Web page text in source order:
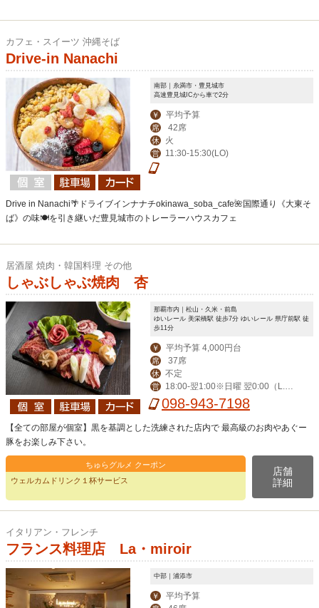
カフェ・スイーツ 沖縄そば
Drive-in Nanachi
南部｜糸満市・豊見城市
高速豊見城ICから車で2分
￥ 平均予算
席 42席
休 火
営 11:30-15:30(LO)
Drive in Nanachi🌴ドライブインナナチokinawa_soba_cafe🌺国際通り《大東そ
ば》の味🍽を引き継いだ豊見城市のトレーラーハウスカフェ
居酒屋 焼肉・韓国料理 その他
しゃぶしゃぶ焼肉 杏
那覇市内｜松山・久米・前島
ゆいレール 美栄橋駅 徒歩7分 ゆいレール 県庁前駅 徒
歩11分
￥ 平均予算 4,000円台
席 37席
休 不定
営
18:00-翌1:00※日曜 翌0:00（L.O
料理60分前・飲み物30分前）
098-943-7198
【全ての部屋が個室】黒を基調とした洗練された店内で 最高級のお肉やあぐー
豚をお楽しみ下さい。
ちゅらグルメ クーポン
ウェルカムドリンク１杯サービス
店舗
詳細
イタリアン・フレンチ
フランス料理店 La・miroir
中部｜浦添市
￥ 平均予算